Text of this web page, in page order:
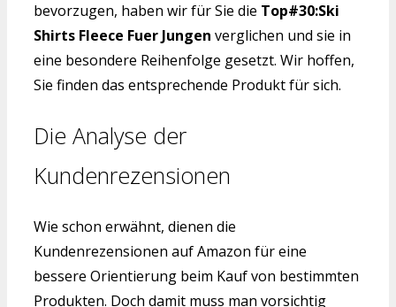
bevorzugen, haben wir für Sie die Top#30:Ski
Shirts Fleece Fuer Jungen verglichen und sie in
eine besondere Reihenfolge gesetzt. Wir hoffen,
Sie finden das entsprechende Produkt für sich.
Die Analyse der
Kundenrezensionen
Wie schon erwähnt, dienen die
Kundenrezensionen auf Amazon für eine
bessere Orientierung beim Kauf von bestimmten
Produkten. Doch damit muss man vorsichtig